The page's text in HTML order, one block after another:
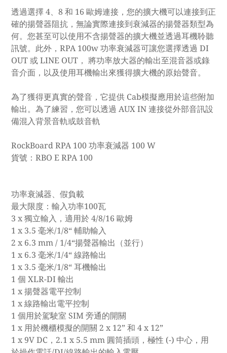
透過選擇 4、8 和 16 歐姆連接，您的擴大機可以連接到正
確的揚聲器阻抗，無論實際連接到衰減器的揚聲器類型為
何。您甚至可以使用不含揚聲器的擴大機並透過耳機聆聽
訊號。此外，RPA 100w 功率衰減器可讓您選擇透過 DI
OUT 或 LINE OUT， 將功率放大器的輸出至混音器或錄
音介面，以及使用耳機輸出來獲得擴大機的原始聲音。
為了獲得更真實的聲音，它提供 Cab模擬應用於這些附加
輸出。為了練習，您可以透過 AUX IN 連接從外部音訊設
備混入背景音軌或鼓音軌
RockBoard RPA 100 功率衰減器 100 W
貨號：RBO E RPA 100
功率衰減器、假負載
最大限度：輸入功率100瓦
3 x 獨立輸入，適用於 4/8/16 歐姆
1 x 3.5 毫米/1/8“ 輔助輸入
2 x 6.3 mm / 1/4“揚聲器輸出（並行）
1 x 6.3 毫米/1/4“ 線路輸出
1 x 3.5 毫米/1/8“ 耳機輸出
1 個 XLR-DI 輸出
1 x 揚聲器電平控制
1 x 線路輸出電平控制
1 個用於駕駛室 SIM 旁通的開關
1 x 用於機櫃模擬的開關 2 x 12” 和 4 x 12”
1 x 9V DC，2.1 x 5.5 mm 圓筒插頭，極性 (-) 中心，用